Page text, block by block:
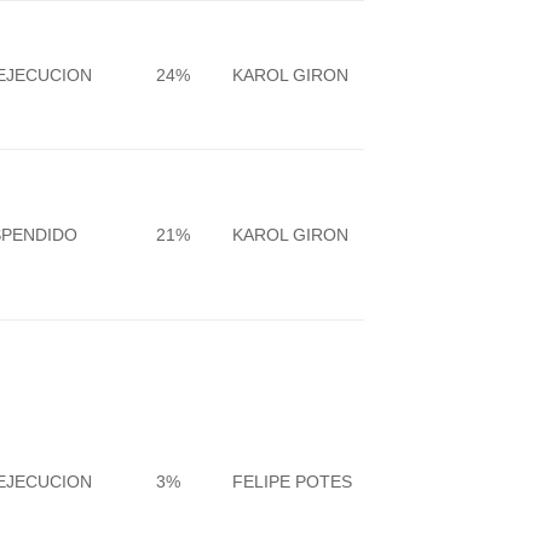
24% KAROL GIRON
21% KAROL GIRON
3% FELIPE POTES